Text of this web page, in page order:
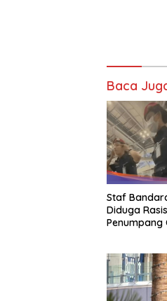
Baca
Staf
Diduga
Penumpang